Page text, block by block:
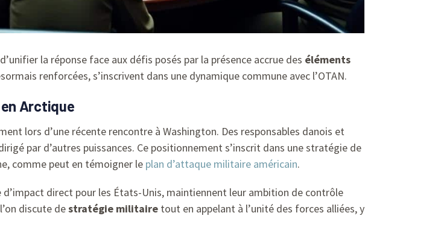
la réponse face aux défis posés par la présence accrue des éléments
renforcées, s’inscrivent dans une dynamique commune avec l’OTAN.
Arctique
lors d’une récente rencontre à Washington. Des responsables danois et
par d’autres puissances. Ce positionnement s’inscrit dans une stratégie de
comme peut en témoigner le plan d’attaque militaire américain.
d’impact direct pour les États-Unis, maintiennent leur ambition de contrôle
discute destratégie militaire tout en appelant à l’unité des forces alliées, y